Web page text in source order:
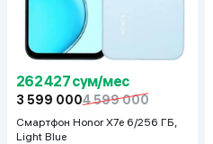
262 427 сум/мес
3 599 0004 599 000
Смартфон Honor X7e 6/256 ГБ,
Light Blue